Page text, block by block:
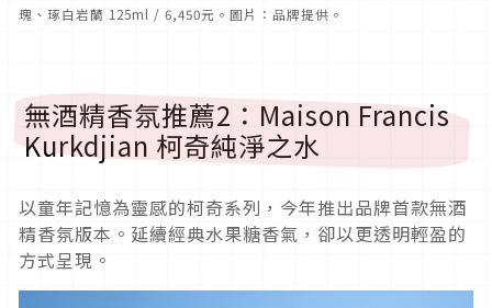
瑰、琢白岩蘭 125ml / 6,450元。圖片：品牌提供。
無酒精香氛推薦2：Maison Francis
Kurkdjian 柯奇純淨之水
以童年記憶為靈感的柯奇系列，今年推出品牌首款無酒
精香氛版本。延續經典水果糖香氣，卻以更透明輕盈的
方式呈現。